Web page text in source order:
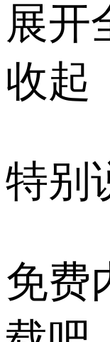
展开
收起
特别
免费